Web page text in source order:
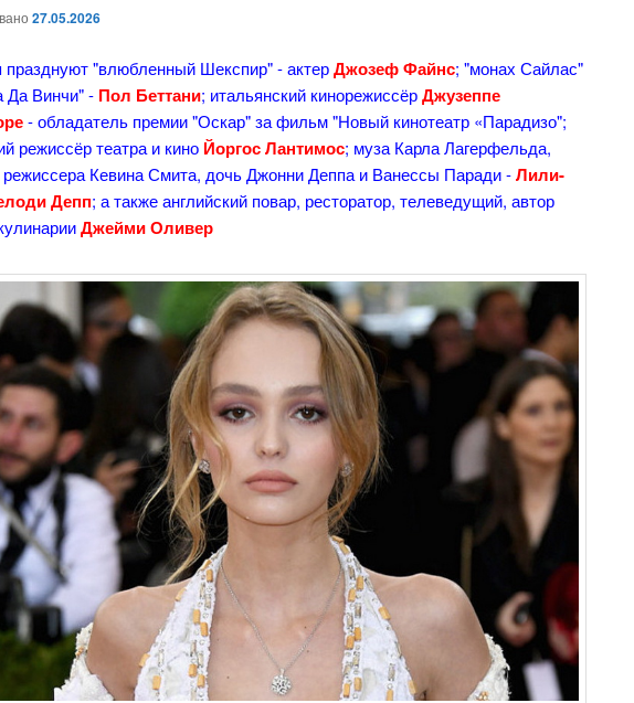
27.05.2026
празднуют "влюбленный Шекспир" - актерДжозеф Файнс; "монах Сайлас"
Да Винчи" - Пол Беттани; итальянский кинорежиссёрДжузеппе
- обладатель премии "Оскар" за фильм "Новый кинотеатр «Парадизо";
режиссёр театра и кино Йоргос Лантимос; муза Карла Лагерфельда,
режиссера Кевина Смита, дочь Джонни Деппа и Ванессы Паради -Лили-
Депп; а также английский повар, ресторатор, телеведущий, автор
Джейми Оливер